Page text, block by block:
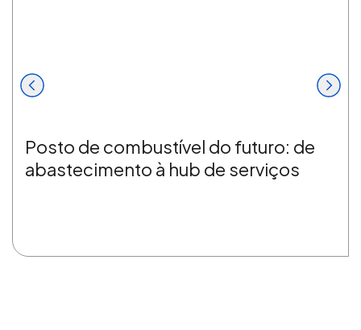
Posto de combustível do futuro: de
abastecimento à hub de serviços